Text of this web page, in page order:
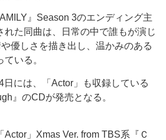
』Season 3のエンディング主
れた同曲は、日常の中で誰もが演じ
や優しさを描き出し、温かみのある
いる。
には、「Actor」も収録している
』のCDが発売となる。
」Xmas Ver. from TBS系『Ｃ